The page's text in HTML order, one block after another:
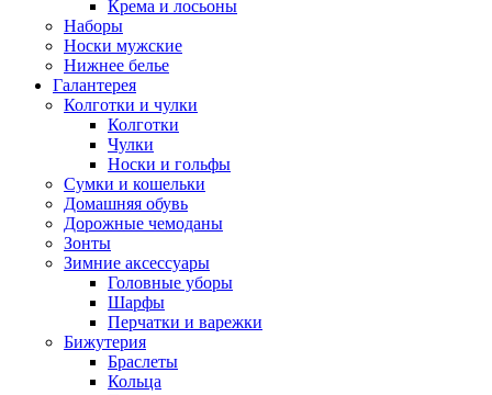
Крема и лосьоны
Наборы
Носки мужские
Нижнее белье
Галантерея
Колготки и чулки
Колготки
Чулки
Носки и гольфы
Сумки и кошельки
Домашняя обувь
Дорожные чемоданы
Зонты
Зимние аксессуары
Головные уборы
Шарфы
Перчатки и варежки
Бижутерия
Браслеты
Кольца